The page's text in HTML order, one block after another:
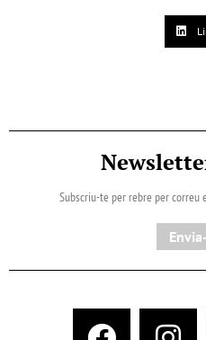
Subscriu-te per rebre per